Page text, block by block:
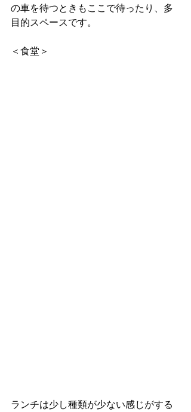
の車を待つときもここで待ったり、多
目的スペースです。
＜食堂＞
ランチは少し種類が少ない感じがする